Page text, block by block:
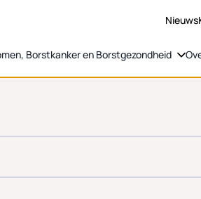
Nieuws
Borstkanker en Borstgezondheid